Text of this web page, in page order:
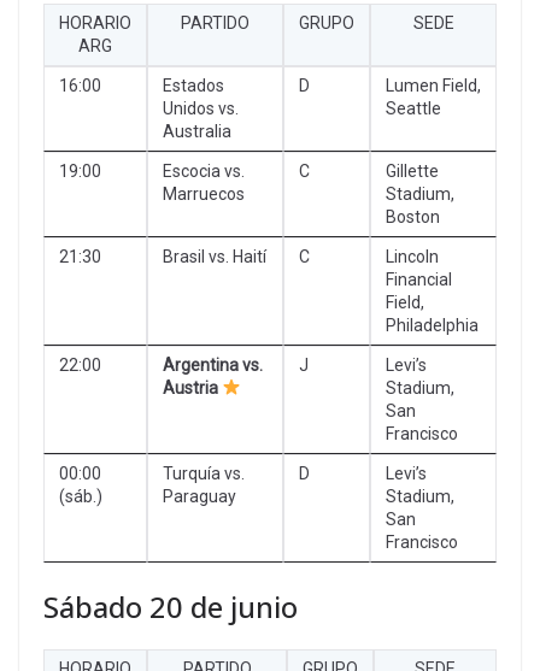
HORARIO
ARG
PARTIDO GRUPO SEDE
16:00
Estados
Unidos vs.
Australia
D
Lumen Field,
Seattle
19:00
Escocia vs.
Marruecos
C
Gillette
Stadium,
Boston
21:30 Brasil vs. Haití C
Lincoln
Financial
Field,
Philadelphia
22:00
Argentina vs.
Austria
J
Levi’s
Stadium,
San
Francisco
00:00
(sáb.)
Turquía vs.
Paraguay
D
Levi’s
Stadium,
San
Francisco
Sábado 20 de junio